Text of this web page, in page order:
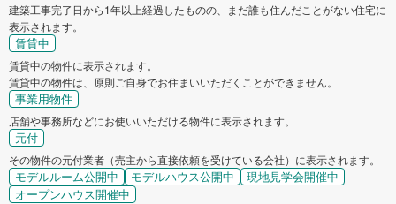
建築工事完了日から1年以上経過したものの、まだ誰も住んだことがない住宅に
表示されます。
賃貸中
賃貸中の物件に表示されます。
賃貸中の物件は、原則ご自身でお住まいいただくことができません。
事業用物件
店舗や事務所などにお使いいただける物件に表示されます。
元付
その物件の元付業者（売主から直接依頼を受けている会社）に表示されます。
モデルルーム公開中 モデルハウス公開中
現地見学会開催中
オープンハウス開催中